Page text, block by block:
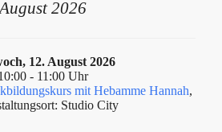
August 2026
12. August 2026
- 11:00 Uhr
mit Hebamme Hannah,
Studio City